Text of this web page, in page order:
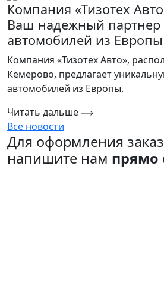
Компания «Тизотех
Ваш надежный партнер
автомобилей из Европы
Компания «Тизотех Авто»,
Кемерово, предлагает
автомобилей из Европы.
Читать дальше
Все новости
Для оформления
напишите нам прямо